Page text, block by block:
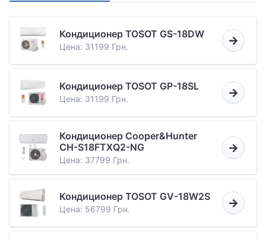
Кондиционер TOSOT GS-18DW
Цена: 31199 Грн.
Кондиционер TOSOT GP-18SL
Цена: 31199 Грн.
Кондиционер Cooper&Hunter
CH-S18FTXQ2-NG
Цена: 37799 Грн.
Кондиционер TOSOT GV-18W2S
Цена: 56799 Грн.